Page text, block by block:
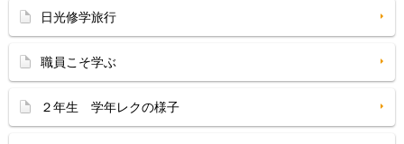
日光修学旅行
職員こそ学ぶ
２年生 学年レクの様子